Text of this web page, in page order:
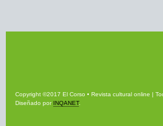
Copyright ©2017 El Corso • Revista cultural online |
Diseñado por INQANET.